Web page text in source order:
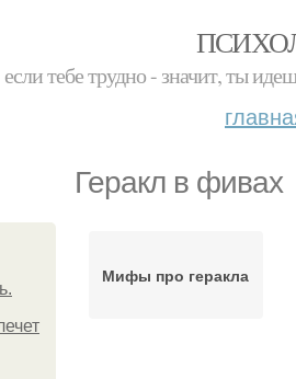
если тебе трудно - значит, ты
Геракл в фивах
Мифы про геракла